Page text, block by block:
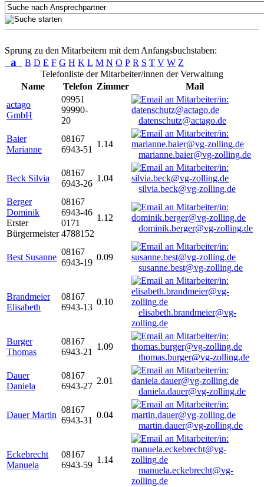
Sprung zu den Mitarbeitern mit dem Anfangsbuchstaben:
a B D E F G H K L M N O P R S T V W Z
Telefonliste der Mitarbeiter/innen der Verwaltung
Name
Telefon Zimmer
Mail
actago
GmbH
09951
99990-
20
datenschutz@actago.de
Baier
Marianne
08167
6943-51
1.14
marianne.baier@vg-zolling.de
Beck Silvia
08167
6943-26
1.04
silvia.beck@vg-zolling.de
Berger
Dominik
Erster
Bürgermeister
08167
6943-46
0171
4788152
1.12
dominik.berger@vg-zolling.de
Best Susanne
08167
6943-19
0.09
susanne.best@vg-zolling.de
Brandmeier
Elisabeth
08167
6943-13
0.10
elisabeth.brandmeier@vg-
zolling.de
Burger
Thomas
08167
6943-21
1.09
thomas.burger@vg-zolling.de
Dauer
Daniela
08167
6943-27
2.01
daniela.dauer@vg-zolling.de
Dauer Martin
08167
6943-31
0.04
martin.dauer@vg-zolling.de
Eckebrecht
Manuela
08167
6943-59
1.14
manuela.eckebrecht@vg-
zolling.de